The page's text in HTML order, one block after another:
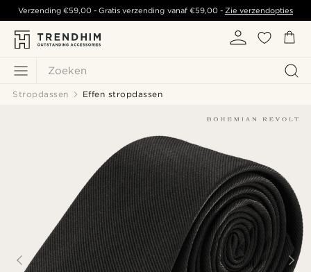
Zoeken
Verzending€59,00 - Gratis verzending vanaf €59,00- Zie verzendopties
Stropdassen Effen stropdassen